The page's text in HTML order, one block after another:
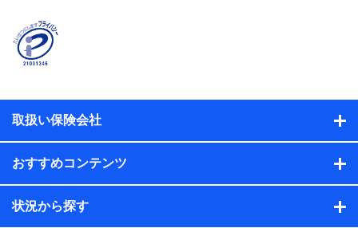
名、住所、生年月日、性別、保険契約者と被保険者の関
係、保険加入の目的、保険商品の内容、保険料、保険料
のお支払方法、車のメーカーや走行距離などの情報、建
ル内容や送信履歴の情報及び保険の更改案内等を提供し
保険契約情報
当社または株式会社NTTドコモ・フィナンシャルグルー
プが取得し、又は保有する保険契約に関する情報。例と
して、保険契約者及び被保険者の氏名、住所、生年月
取扱い保険会社
おすすめコンテンツ
状況から探す